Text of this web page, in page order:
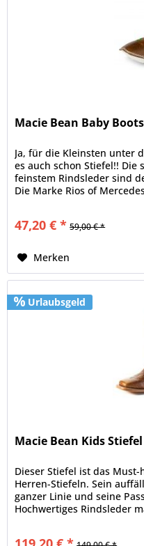
Macie Bean Baby
Ja, für die Kleinsten unter
es auch schon Stiefel!! Die
feinstem Rindsleder sind
Die Marke Rios of
47,20 € * 59,00 € *
Merken
Urlaubsgeld
Macie Bean Kids
Dieser Stiefel ist das
Herren-Stiefeln. Sein
ganzer Linie und seine
Hochwertiges Rindsleder